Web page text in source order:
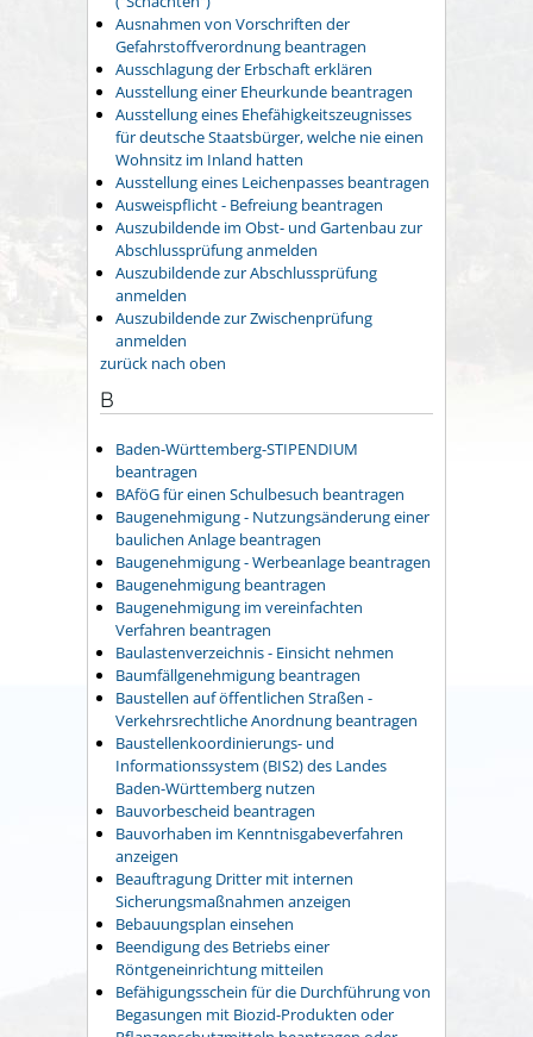
Ausnahmen von Vorschriften der
Gefahrstoffverordnung beantragen
Ausschlagung der Erbschaft erklären
Ausstellung einer Eheurkunde beantragen
Ausstellung eines Ehefähigkeitszeugnisses
für deutsche Staatsbürger, welche nie einen
Wohnsitz im Inland hatten
Ausstellung eines Leichenpasses beantragen
Ausweispflicht - Befreiung beantragen
Auszubildende im Obst- und Gartenbau zur
Abschlussprüfung anmelden
Auszubildende zur Abschlussprüfung
anmelden
Auszubildende zur Zwischenprüfung
anmelden
zurück nach oben
B
Baden-Württemberg-STIPENDIUM
beantragen
BAföG für einen Schulbesuch beantragen
Baugenehmigung - Nutzungsänderung einer
baulichen Anlage beantragen
Baugenehmigung - Werbeanlage beantragen
Baugenehmigung beantragen
Baugenehmigung im vereinfachten
Verfahren beantragen
Baulastenverzeichnis - Einsicht nehmen
Baumfällgenehmigung beantragen
Baustellen auf öffentlichen Straßen -
Verkehrsrechtliche Anordnung beantragen
Baustellenkoordinierungs- und
Informationssystem (BIS2) des Landes
Baden-Württemberg nutzen
Bauvorbescheid beantragen
Bauvorhaben im Kenntnisgabeverfahren
anzeigen
Beauftragung Dritter mit internen
Sicherungsmaßnahmen anzeigen
Bebauungsplan einsehen
Beendigung des Betriebs einer
Röntgeneinrichtung mitteilen
Befähigungsschein für die Durchführung von
Begasungen mit Biozid-Produkten oder